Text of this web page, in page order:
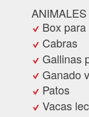
Box
Cabras
Gallinas
Ganado
Patos
Vacas